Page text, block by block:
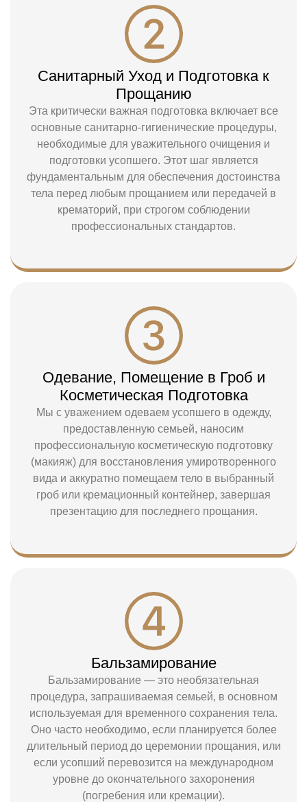
Санитарный Уход и Подготовка к
Прощанию
Эта критически важная подготовка включает все
основные санитарно-гигиенические процедуры,
необходимые для уважительного очищения и
подготовки усопшего. Этот шаг является
фундаментальным для обеспечения достоинства
тела перед любым прощанием или передачей в
крематорий, при строгом соблюдении
профессиональных стандартов.
Одевание, Помещение в Гроб и
Косметическая Подготовка
Мы с уважением одеваем усопшего в одежду,
предоставленную семьей, наносим
профессиональную косметическую подготовку
(макияж) для восстановления умиротворенного
вида и аккуратно помещаем тело в выбранный
гроб или кремационный контейнер, завершая
презентацию для последнего прощания.
Бальзамирование
Бальзамирование — это необязательная
процедура, запрашиваемая семьей, в основном
используемая для временного сохранения тела.
Оно часто необходимо, если планируется более
длительный период до церемонии прощания, или
если усопший перевозится на международном
уровне до окончательного захоронения
(погребения или кремации).